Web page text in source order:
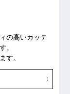
の高いカッテ
。
す。